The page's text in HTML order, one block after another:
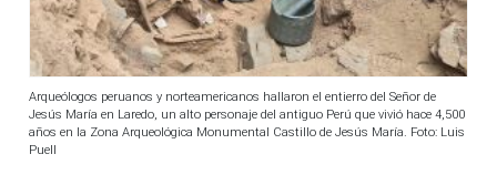
Arqueólogos peruanos y norteamericanos hallaron el entierro del Señor de
Jesús María en Laredo, un alto personaje del antiguo Perú que vivió hace 4,500
años en la Zona Arqueológica Monumental Castillo de Jesús María. Foto: Luis
Puell